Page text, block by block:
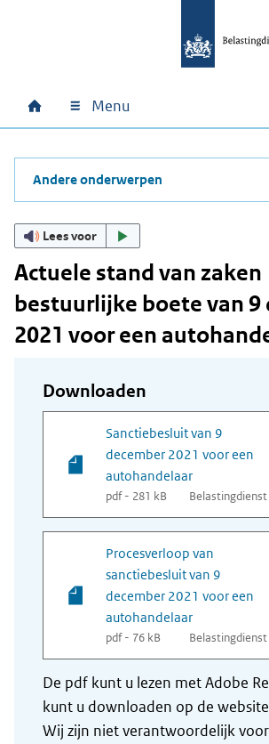
Hoofdnavigatie
Home Menu
Andere onderwerpen
Lees voor
Actuele stand van zaken
bestuurlijke boete van 9
2021 voor een
Downloaden
Sanctiebesluit van 9
december 2021 voor een
autohandelaar
pdf - 281 kB Belastingdienst
Procesverloop van
sanctiebesluit van 9
december 2021 voor een
autohandelaar
pdf - 76 kB Belastingdienst
De pdf kunt u lezen met Adobe
kunt u downloaden op de
Wij zijn niet verantwoordelijk